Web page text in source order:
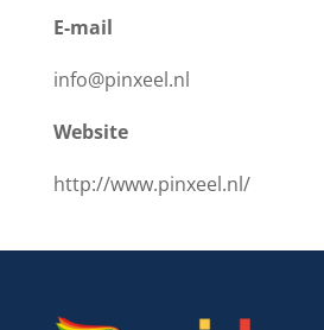
E-mail
info@pinxeel.nl
Website
http://www.pinxeel.nl/